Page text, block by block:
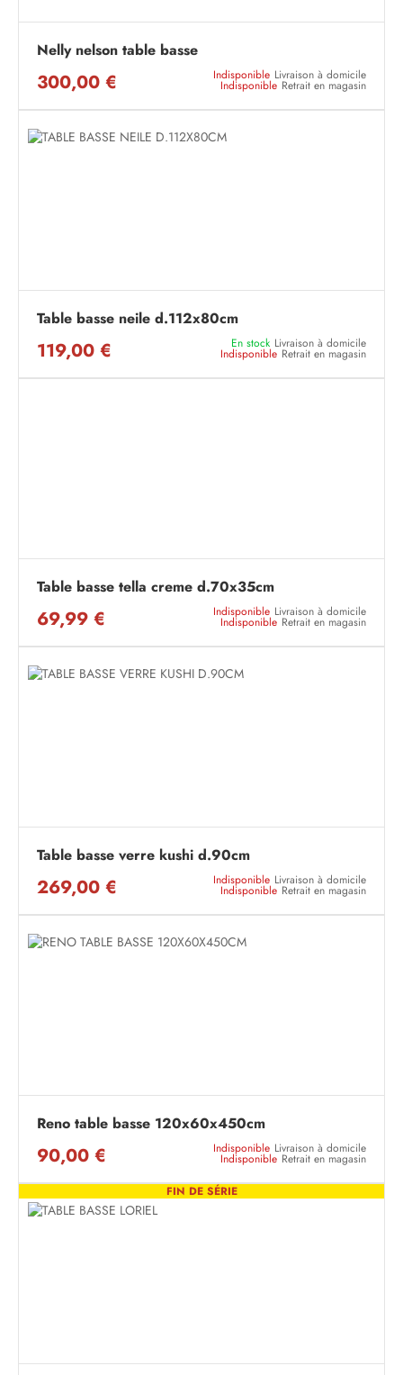
Nelly nelson table basse
300,00 € Indisponible Livraison à domicile
Indisponible Retrait en magasin
Table basse neile d.112x80cm
119,00 € En stock Livraison à domicile
Indisponible Retrait en magasin
Table basse tella creme d.70x35cm
69,99 € Indisponible Livraison à domicile
Indisponible Retrait en magasin
Table basse verre kushi d.90cm
269,00 € Indisponible Livraison à domicile
Indisponible Retrait en magasin
Reno table basse 120x60x450cm
90,00 € Indisponible Livraison à domicile
Indisponible Retrait en magasin
FIN DE SÉRIE